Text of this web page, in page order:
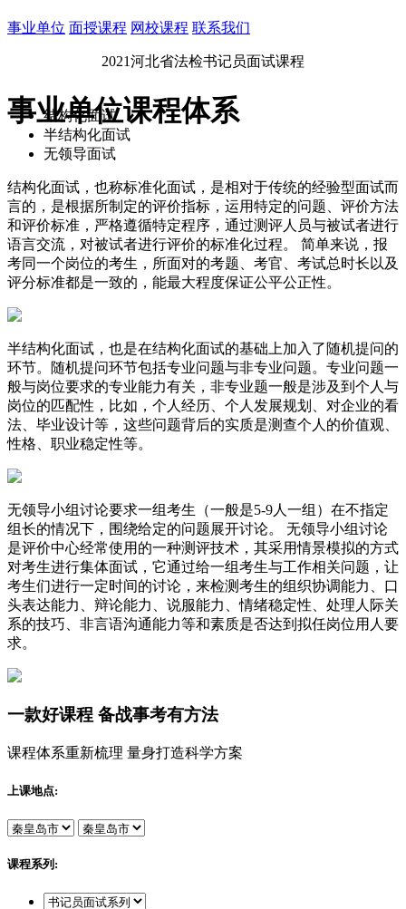
事业单位 面授课程 网校课程 联系我们
2021河北省法检书记员面试课程
事业单位课程体系
结构化面试
半结构化面试
无领导面试
结构化面试，也称标准化面试，是相对于传统的经验型面试而
言的，是根据所制定的评价指标，运用特定的问题、评价方法
和评价标准，严格遵循特定程序，通过测评人员与被试者进行
语言交流，对被试者进行评价的标准化过程。 简单来说，报
考同一个岗位的考生，所面对的考题、考官、考试总时长以及
评分标准都是一致的，能最大程度保证公平公正性。
半结构化面试，也是在结构化面试的基础上加入了随机提问的
环节。随机提问环节包括专业问题与非专业问题。专业问题一
般与岗位要求的专业能力有关，非专业题一般是涉及到个人与
岗位的匹配性，比如，个人经历、个人发展规划、对企业的看
法、毕业设计等，这些问题背后的实质是测查个人的价值观、
性格、职业稳定性等。
无领导小组讨论要求一组考生（一般是5-9人一组）在不指定
组长的情况下，围绕给定的问题展开讨论。 无领导小组讨论
是评价中心经常使用的一种测评技术，其采用情景模拟的方式
对考生进行集体面试，它通过给一组考生与工作相关问题，让
考生们进行一定时间的讨论，来检测考生的组织协调能力、口
头表达能力、辩论能力、说服能力、情绪稳定性、处理人际关
系的技巧、非言语沟通能力等和素质是否达到拟任岗位用人要
求。
一款好课程 备战事考有方法
课程体系重新梳理 量身打造科学方案
上课地点:
课程系列: